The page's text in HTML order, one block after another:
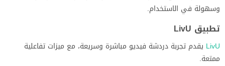
وسهولة في الاستخدام.
تطبيق LivU
LivU يقدم تجربة دردشة فيديو مباشرة وسريعة، مع ميزات تفاعلية
ممتعة.